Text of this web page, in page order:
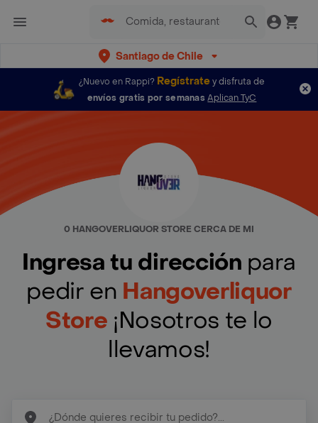
Santiago de Chile
¿Nuevo en Rappi? Regístratey disfruta de
envíos gratis por semanas Aplican TyC
0 HANGOVERLIQUOR STORE CERCA DE MI
Ingresa tu dirección para
pedir en Hangoverliquor
Store ¡Nosotros te lo
llevamos!